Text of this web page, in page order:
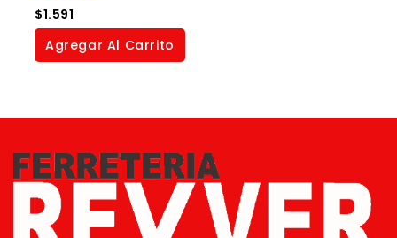
0
out
of
$1.591
Agregar Al Carrito